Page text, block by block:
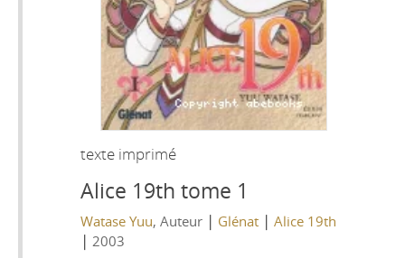
texte imprimé
Alice 19th tome 1
Watase Yuu, Auteur | Glénat |Alice 19th
|2003